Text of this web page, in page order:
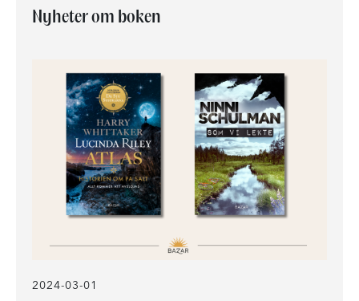
Nyheter om boken
2024-03-01